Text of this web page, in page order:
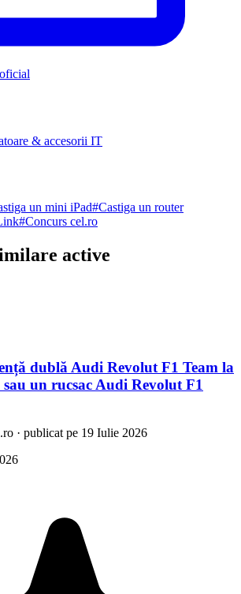
& accesorii IT
un mini iPad#Castiga un router
#Concurs cel.ro
active
dublă Audi Revolut F1 Team la
un rucsac Audi Revolut F1
· publicat pe 19 Iulie 2026